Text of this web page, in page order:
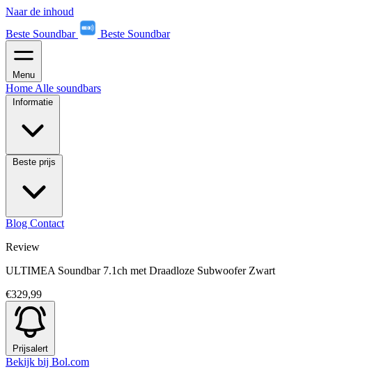
Naar de inhoud
Beste Soundbar
Beste Soundbar
Menu
Home Alle soundbars
Informatie
Beste prijs
Blog Contact
Review
ULTIMEA Soundbar 7.1ch met Draadloze Subwoofer Zwart
€329,99
Prijsalert
Bekijk bij Bol.com